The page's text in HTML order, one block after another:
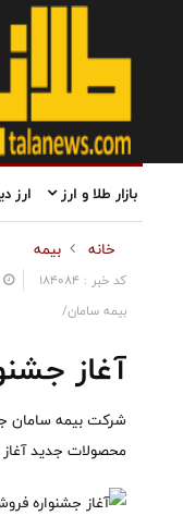
بازار طلا و ارز ارز
خانه بیمه
کد خبر : 184084
بیمه سامان/
آغاز
شرکت بیمه سامان
محصولات جدید آغاز